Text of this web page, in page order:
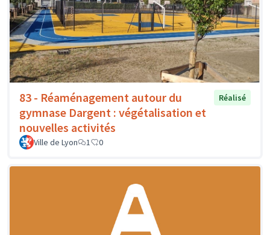
83 - Réaménagement autour du
gymnase Dargent : végétalisation et
nouvelles activités
Réalisé
Ville de Lyon 1 0